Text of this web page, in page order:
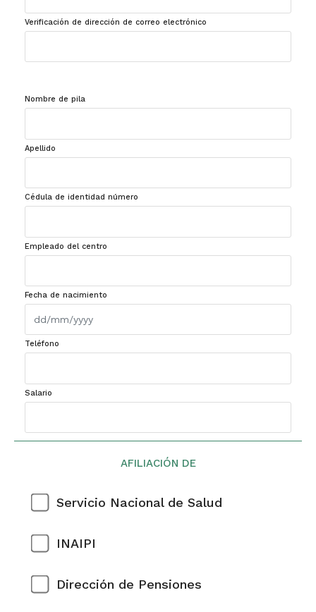
Verificación de dirección de correo electrónico
Nombre de pila
Apellido
Cédula de identidad número
Empleado del centro
Fecha de nacimiento
Teléfono
Salario
AFILIACIÓN DE
Servicio Nacional de Salud
INAIPI
Dirección de Pensiones